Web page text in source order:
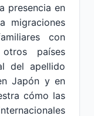
presencia en
migraciones
con
países
del apellido
Japón y en
cómo las